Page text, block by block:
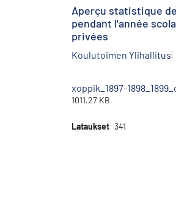
Aperçu statistique
pendant l'année
privées
Koulutoimen Ylihallitus
xoppik_1897-
1011.27 KB
Lataukset 341